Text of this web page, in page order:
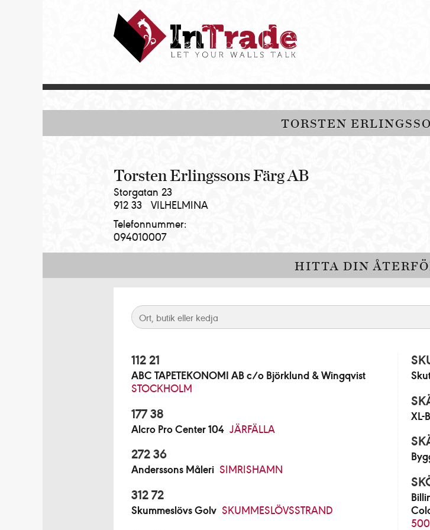
TORSTEN
Torsten Erlingssons Färg AB
Storgatan 23
912 33 VILHELMINA
Telefonnummer:
094010007
HITTA DIN
112 21
ABC TAPETEKONOMI AB c/o Björklund & Wingqvist
STOCKHOLM
177 38
Alcro Pro Center 104 JÄRFÄLLA
272 36
Anderssons Måleri SIMRISHAMN
312 72
Skummeslövs Golv SKUMMESLÖVSSTRAND
XL-